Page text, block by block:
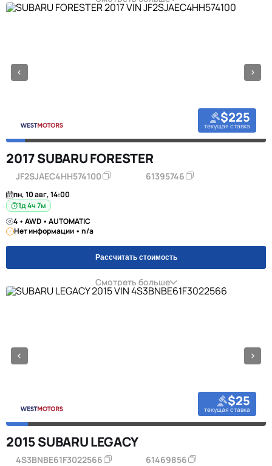
$225
текущая ставка
2017 SUBARU FORESTER
JF2SJAEC4HH574100 61395746
пн, 10 авг, 14:00
1д 4ч 7м
4 • AWD • AUTOMATIC
Нет информации • n/a
Рассчитать стоимость
Смотреть больше
$25
текущая ставка
2015 SUBARU LEGACY
4S3BNBE61F3022566 61469856